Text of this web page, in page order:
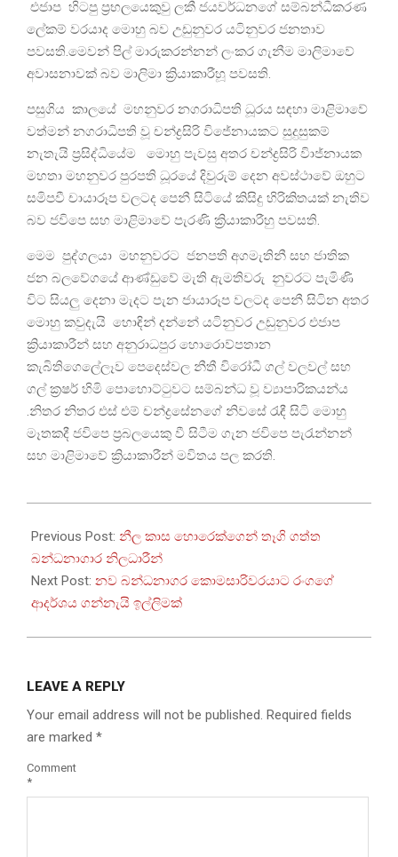
එජාප හිටපු ප්‍රභලයෙකුවු ලකී ජයවර්ධනගේ සම්බන්ධීකරණ
ලේකම් වරයාද මොහු බව උඩුනුවර යටිනුවර ජනතාව
පවසති.මෙවන් පිල් මාරුකරන්නන් ලංකර ගැනීම මාලිමාවේ
අවාසනාවක් බව මාලිමා ක්‍රියාකාරීහූ පවසති.
පසුගිය කාලයේ මහනුවර නගරාධිපති ධූරය සඳහා මාළිමාවේ
වත්මන් නගරාධිපති වූ චන්ද්‍රසිරි විජේනායකට සුදුසුකම්
නැතැයි ප්‍රසිද්ධියේම මොහු පැවසු අතර චන්ද්‍රසිරි විාජ්නායක
මහතා මහනුවර පුරපති ධූරයේ දිවුරුම් දෙන අවස්ථාවේ ඔහුට
සමිපවී චායාරූප වලටද පෙනී සිටියේ කිසිදු හිරිකිතයක් නැතිව
බව ජවිපෙ සහ මාළිමාවේ පැරණි ක්‍රියාකාරීහු පවසති.
මෙම පුද්ගලයා මහනුවරට ජනපති අගමැතිනී සහ ජාතික
ජන බලවේගයේ ආණ්ඩුවේ මැති ඇමතිවරු නුවරට පැමිණි
විට සියලු දෙනා මැදට පැන ජායාරූප වලටද පෙනී සිටින අතර
මොහු කවුදැයි හොඳින් දන්නේ යටිනුවර උඩුනුවර එජාප
ක්‍රියාකාරීන් සහ අනුරාධපුර හොරොව්පතාන
කැබිතිගෙලේලෑව පෙදෙස්වල නීතී විරෝධී ගල් වලවල් සහ
ගල් ක්‍රෂර් හිමි පොහොට්ටුවට සම්බන්ධ වූ ව්‍යාපාරිකයන්ය
.නිතර නිතර එස් එම් චන්ද්‍රසේනගේ නිවසේ රැඳී සිටි මොහු
මෑතකදී ජවිපෙ ප්‍රබලයෙකු වී සිටීම ගැන ජවිපෙ පැරැන්නන්
සහ මාළිමාවේ ක්‍රියාකාරීන් මවිතය පල කරති.
06-
12
Previous Post: නීල කාස හොරෙක්ගෙන් තෑගි ගත්ත
බන්ධනාගාර නිලධාරීන්
Next Post: නව බන්ධනාගර කොමසාරිවරයාට රංගගේ
ආදර්ශය ගන්නැයි ඉල්ලිමක්
LEAVE A REPLY
Your email address will not be published. Required fields
are marked *
Comment
*